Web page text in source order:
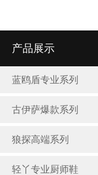
产品展示
蓝鸥盾专业系列
古伊萨爆款系列
狼探高端系列
轻丫专业厨师鞋